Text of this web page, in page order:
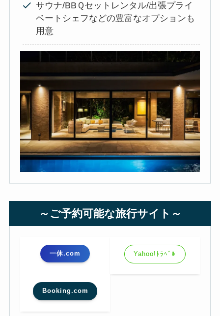
サウナ/BBＱセットレンタル/出張プライ
ベートシェフなどの豊富なオプションも
用意
～ご予約可能な旅行サイト～
一休.com Yahoo!ﾄﾗﾍﾞﾙ
Booking.com